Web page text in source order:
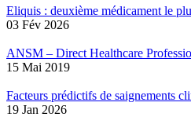
Eliquis : deuxième médicament le
03 Fév 2026
ANSM – Direct Healthcare
15 Mai 2019
Facteurs prédictifs de saignements
19 Jan 2026